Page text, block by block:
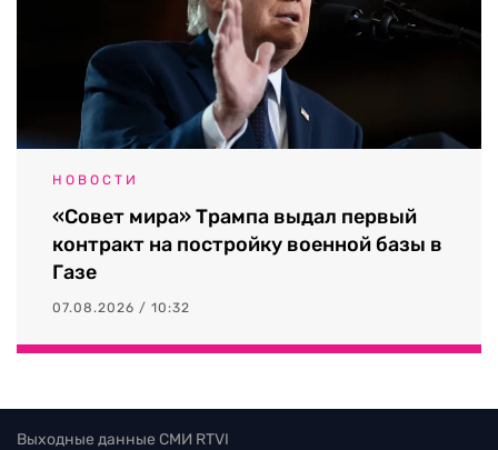
НОВОСТИ
«Совет мира» Трампа выдал первый
контракт на постройку военной базы в
Газе
07.08.2026 / 10:32
Выходные данные СМИ RTVI